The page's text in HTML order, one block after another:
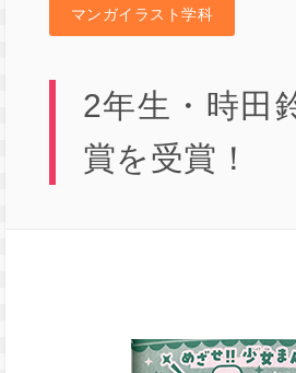
マンガイラスト学科
2年生・時田
賞を受賞！